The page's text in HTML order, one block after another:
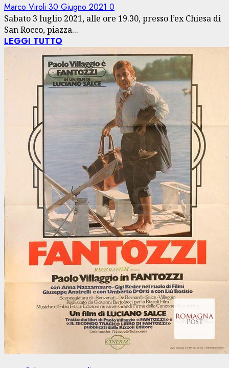
Marco Viroli 30 Giugno 2021 0
Sabato 3 luglio 2021, alle ore 19.30, presso l’ex Chiesa di
San Rocco, piazza...
LEGGI TUTTO